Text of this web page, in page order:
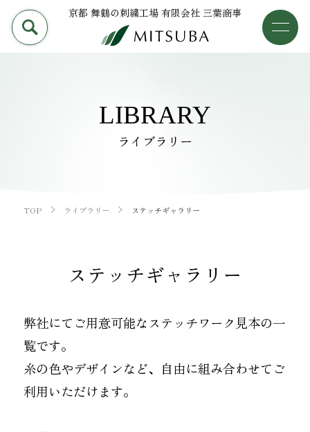
京都 舞鶴の刺繍工場 有限会社 三葉商事
加工事例
採用情報
お知らせ
PRODUCT 加工事例
OEM
LIBRARY
ライブラリー
TOP ライブラリー ステッチギャラリー
ステッチギャラリー
弊社にてご用意可能なステッチワーク見本の一
覧です。
糸の色やデザインなど、自由に組み合わせてご
利用いただけます。